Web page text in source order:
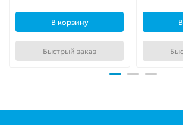
В корзину
Быстрый заказ